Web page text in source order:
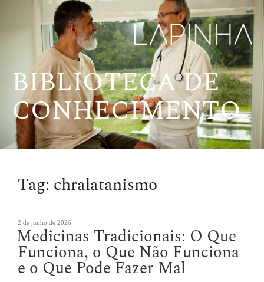
BIBLIOTECA DE
CONHECIMENTO
Tag: chralatanismo
Publicado
em
2 de junho de 2026
Medicinas Tradicionais: O Que
Funciona, o Que Não Funciona
e o Que Pode Fazer Mal